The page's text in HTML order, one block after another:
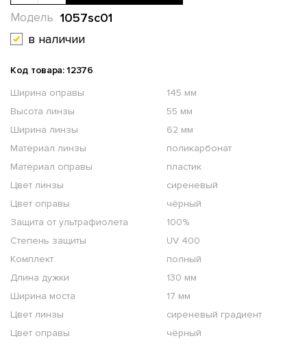
1057sc01
Модель
в наличии
Код товара: 12376
Ширина оправы
145 мм
Высота линзы
55 мм
Ширина линзы
62 мм
Материал линзы
поликарбонат
Материал оправы
пластик
Цвет линзы
сиреневый
Цвет оправы
чёрный
Защита от ультрафиолета
100%
Степень защиты
UV 400
Комплект
полный
Длина дужки
130 мм
Ширина моста
17 мм
Цвет линзы
сиреневый градиент
Цвет оправы
чёрный